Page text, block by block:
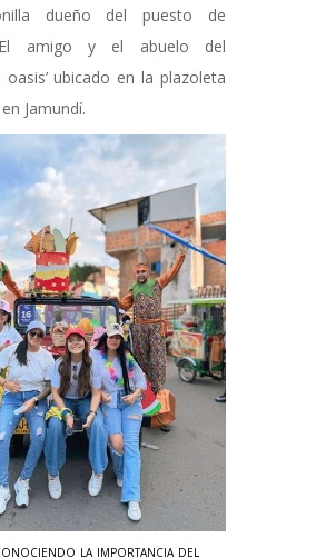
dueño del puesto de
amigo y el abuelo del
ubicado en la plazoleta
Jamundí.
la importancia del